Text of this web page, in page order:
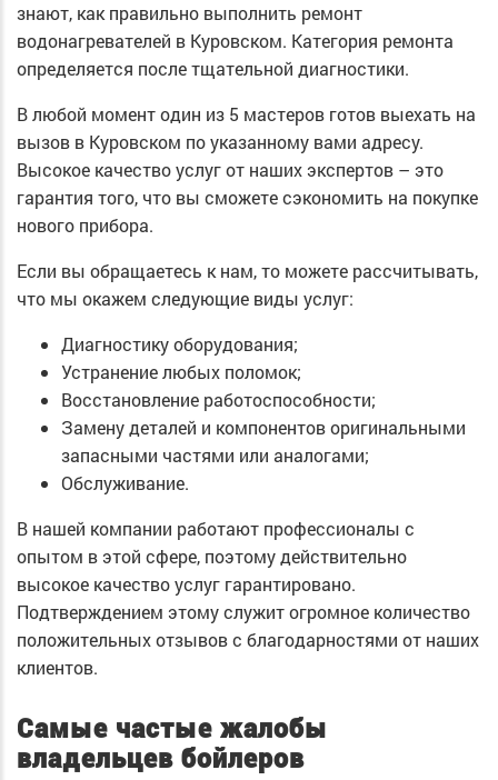
знают, как правильно выполнить ремонт
водонагревателей в Куровском. Категория ремонта
определяется после тщательной диагностики.
В любой момент один из 5 мастеров готов выехать на
вызов в Куровском по указанному вами адресу.
Высокое качество услуг от наших экспертов – это
гарантия того, что вы сможете сэкономить на покупке
нового прибора.
Если вы обращаетесь к нам, то можете рассчитывать,
что мы окажем следующие виды услуг:
Диагностику оборудования;
Устранение любых поломок;
Восстановление работоспособности;
Замену деталей и компонентов оригинальными
запасными частями или аналогами;
Обслуживание.
В нашей компании работают профессионалы с
опытом в этой сфере, поэтому действительно
высокое качество услуг гарантировано.
Подтверждением этому служит огромное количество
положительных отзывов с благодарностями от наших
клиентов.
Самые частые жалобы
владельцев бойлеров